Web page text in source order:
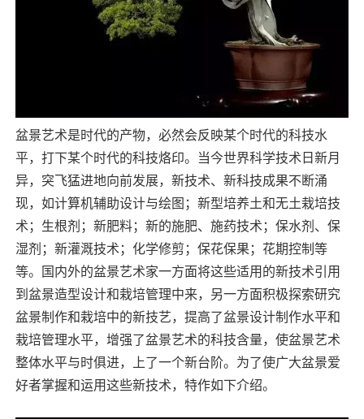
盆景艺术是时代的产物，必然会反映某个时代的科技水
平，打下某个时代的科技烙印。当今世界科学技术日新月
异，突飞猛进地向前发展，新技术、新科技成果不断涌
现，如计算机辅助设计与绘图；新型培养土和无土栽培技
术；生根剂；新肥料；新的施肥、施药技术；保水剂、保
湿剂；新灌溉技术；化学修剪；保花保果；花期控制等
等。国内外的盆景艺术家一方面将这些适用的新技术引用
到盆景造型设计和栽培管理中来，另一方面积极探索研究
盆景制作和栽培中的新技艺，提高了盆景设计制作水平和
栽培管理水平，增强了盆景艺术的科技含量，使盆景艺术
整体水平与时俱进，上了一个新台阶。为了使广大盆景爱
好者掌握和运用这些新技术，特作如下介绍。